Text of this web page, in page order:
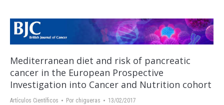
Mediterranean diet and risk of pancreatic
cancer in the European Prospective
Investigation into Cancer and Nutrition cohort
Artículos Científicos Por chigueras 13/02/2017